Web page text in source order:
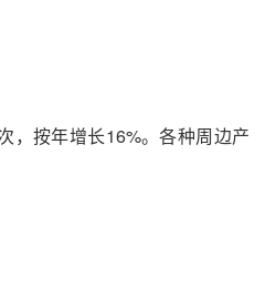
，按年增长16%。各种周边产